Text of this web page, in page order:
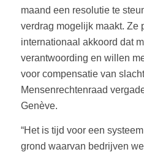
maand een resolutie te
verdrag mogelijk maakt. Ze
internationaal akkoord dat
verantwoording en willen
voor compensatie van
Mensenrechtenraad
Genève.
“Het is tijd voor een
grond waarvan bedrijven